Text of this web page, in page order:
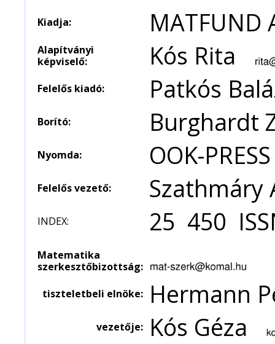
Kiadja: MATFUND
Alapítványi
képviselő:
Kós Rita
Felelős kiadó: Patkós
Borító: Burghardt
Nyomda: OOK-
Felelős vezető: Szathmáry
INDEX: 25 450
Matematika
szerkesztőbizottság:
tiszteletbeli elnöke:
Hermann
vezetője: Kós Géza